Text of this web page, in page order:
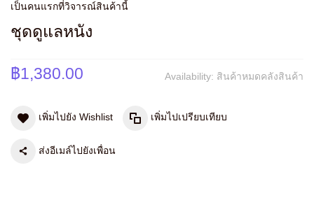
เป็นคนแรกที่วิจารณ์สินค้านี้
ชุดดูแลหนัง
Availability: สินค้าหมดคลังสินค้า
฿1,380.00
เพิ่มไปยัง Wishlist เพิ่มไปเปรียบเทียบ
ส่งอีเมล์ไปยังเพื่อน